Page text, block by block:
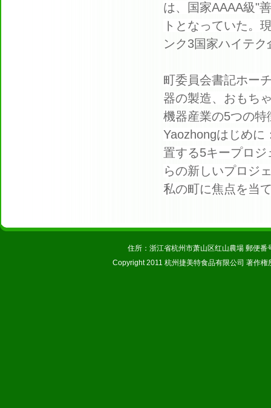
は、国家AAAA級"
トとなっていた。
ンク3国家ハイテ
町委員会書記ホー
器の製造、おもち
機器産業の5つの
Yaozhongはじめに
置する5キープロ
らの新しいプロジ
私の町に焦点を当
住所：浙江省杭州市萧山区红山農場 郵便
Copyright 2011 杭州捷美特食品有限公司 著作権